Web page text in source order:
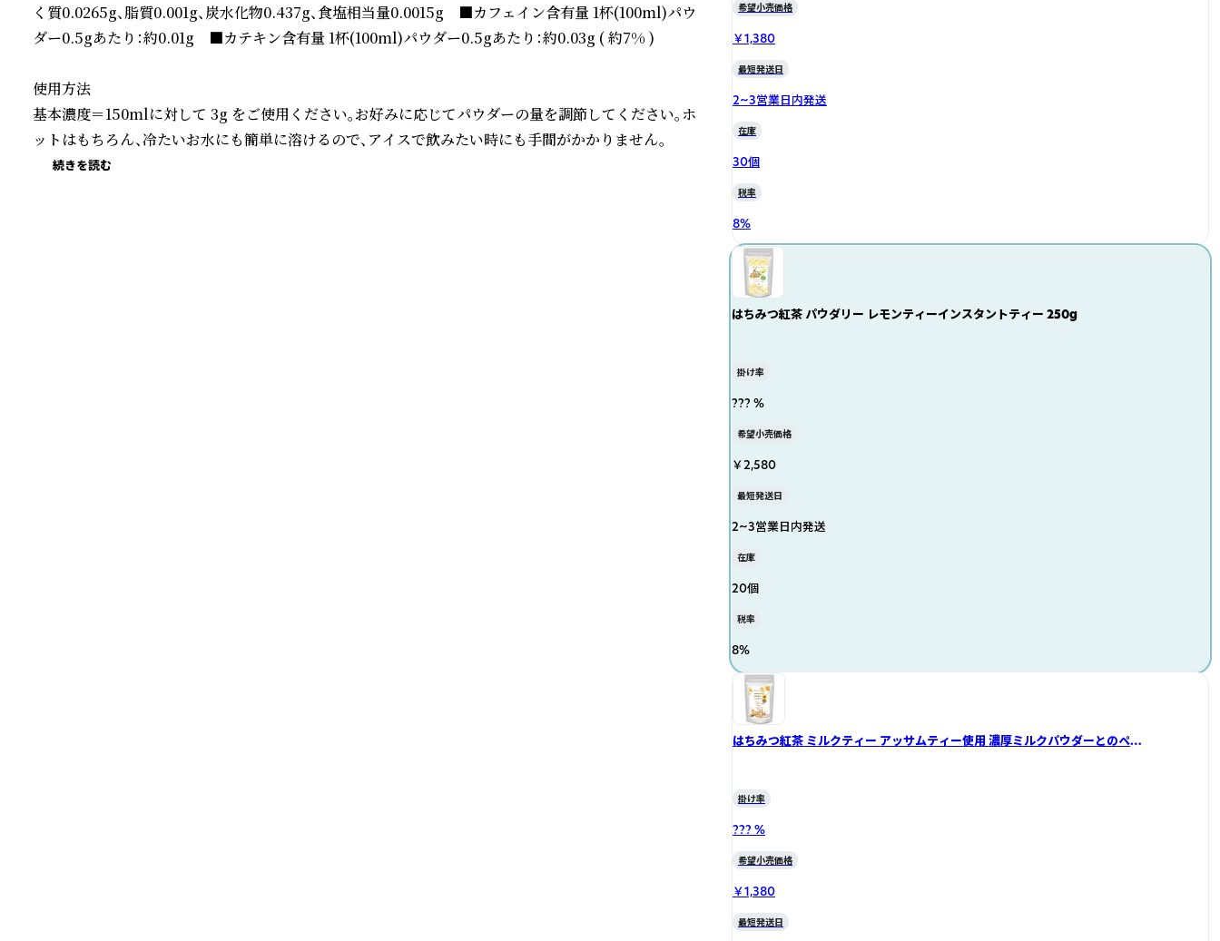
く質0.0265g、脂質0.001g、炭水化物0.437g、食塩相当量0.0015g　■カフェイン含有量 1杯(100ml)パウ
ダー0.5gあたり：約0.01g　■カテキン含有量 1杯(100ml)パウダー0.5gあたり：約0.03g ( 約7% )
使用方法
基本濃度＝150mlに対して 3g をご使用ください。お好みに応じてパウダーの量を調節してください。ホ
ットはもちろん、冷たいお水にも簡単に溶けるので、アイスで飲みたい時にも手間がかかりません。
続きを読む
希望小売価格
￥1,380
最短発送日
2~3営業日内発送
在庫
30個
税率
8%
はちみつ紅茶 パウダリー レモンティーインスタントティー 250g
掛け率
??? %
希望小売価格
￥2,580
最短発送日
2~3営業日内発送
在庫
20個
税率
8%
はちみつ紅茶 ミルクティー アッサムティー使用 濃厚ミルクパウダーとのペア
掛け率
??? %
希望小売価格
￥1,380
最短発送日